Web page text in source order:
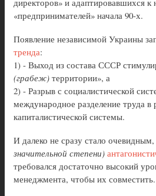
директоров» и адаптировавшихся
«предпринимателей» начала 90-х.
Появление независимой Украины
тренда:
1) - Выход из состава СССР
(грабеж) территории», а
2) - Разрыв с социалистической
международное разделение труда в
капиталистической системы.
И далеко не сразу стало очевидным,
значительной степени)
требовался достаточно высокий
менеджмента, чтобы их совместить.